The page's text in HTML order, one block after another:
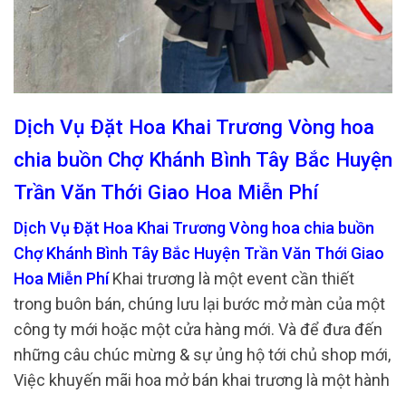
Dịch Vụ Đặt Hoa Khai Trương Vòng hoa
chia buồn Chợ Khánh Bình Tây Bắc Huyện
Trần Văn Thới Giao Hoa Miễn Phí
Dịch Vụ Đặt Hoa Khai Trương Vòng hoa chia buồn
Chợ Khánh Bình Tây Bắc Huyện Trần Văn Thới Giao
Hoa Miễn PhíKhai trương là một event cần thiết
trong buôn bán, chúng lưu lại bước mở màn của một
công ty mới hoặc một cửa hàng mới. Và để đưa đến
những câu chúc mừng & sự ủng hộ tới chủ shop mới,
Việc khuyến mãi hoa mở bán khai trương là một hành